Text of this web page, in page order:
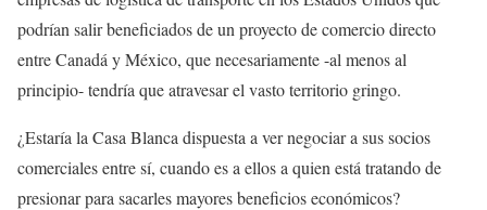
podrían salir beneficiados de un proyecto de comercio directo
entre Canadá y México, que necesariamente -al menos al
principio- tendría que atravesar el vasto territorio gringo.
¿Estaría la Casa Blanca dispuesta a ver negociar a sus socios
comerciales entre sí, cuando es a ellos a quien está tratando de
presionar para sacarles mayores beneficios económicos?